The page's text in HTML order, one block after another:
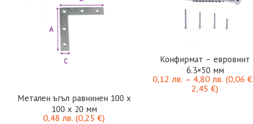
Метален ъгъл равнинен 100 х
100 х 20 мм
0,48лв. (0,25€)
Конфирмат – евровинт
6.3×50 мм
0,12лв. – 4,80лв. (0,06€
2,45€)